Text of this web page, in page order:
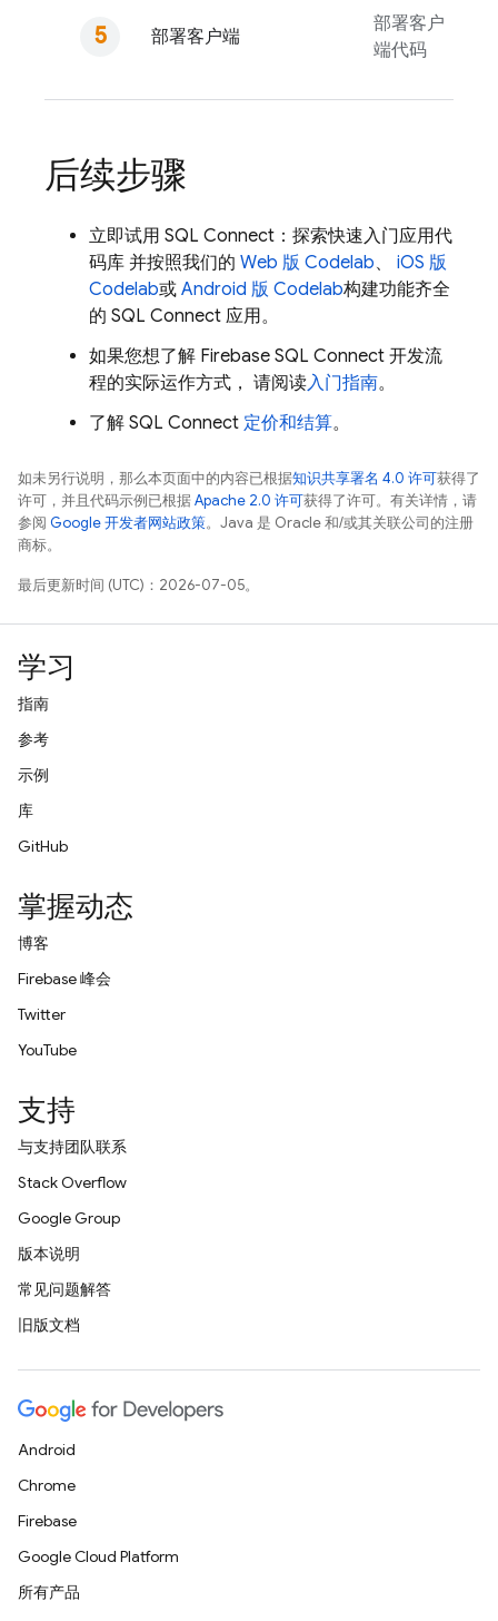
部署客户端
部署客户
端代码
后续步骤
立即试用 SQL Connect ：探索快速入门应用代
码库 并按照我们的 Web 版 Codelab、 iOS 版
Codelab或 Android 版 Codelab构建功能齐全
的 SQL Connect 应用。
如果您想了解 Firebase SQL Connect 开发流
程的实际运作方式， 请阅读入门指南。
了解 SQL Connect 定价和结算。
如未另行说明，那么本页面中的内容已根据知识共享署名 4.0 许可获得了
许可，并且代码示例已根据Apache 2.0 许可获得了许可。有关详情，请
参阅 Google 开发者网站政策。Java 是 Oracle 和/或其关联公司的注册
商标。
最后更新时间 (UTC)：2026-07-05。
学习
指南
参考
示例
库
GitHub
掌握动态
博客
Firebase 峰会
Twitter
YouTube
支持
与支持团队联系
Stack Overflow
Google Group
版本说明
常见问题解答
旧版文档
Android
Chrome
Firebase
Google Cloud Platform
所有产品